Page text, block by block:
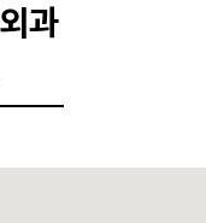
과